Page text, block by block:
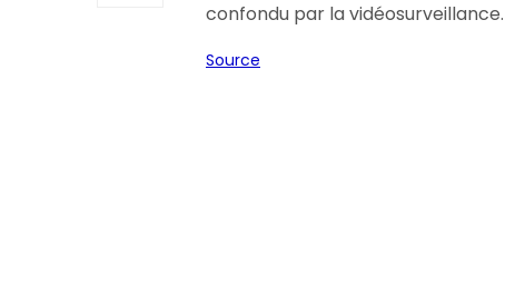
confondu par la vidéosurveillance.
Source